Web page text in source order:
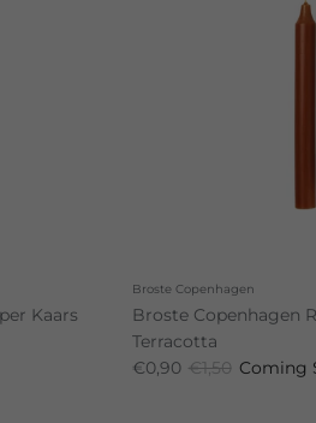
Kaars
Broste Copenhagen
Broste Copenhagen
Terracotta
€0,90 €1,50 Coming